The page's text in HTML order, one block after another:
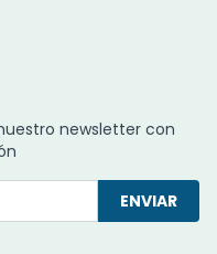
newsletter con
ENVIAR